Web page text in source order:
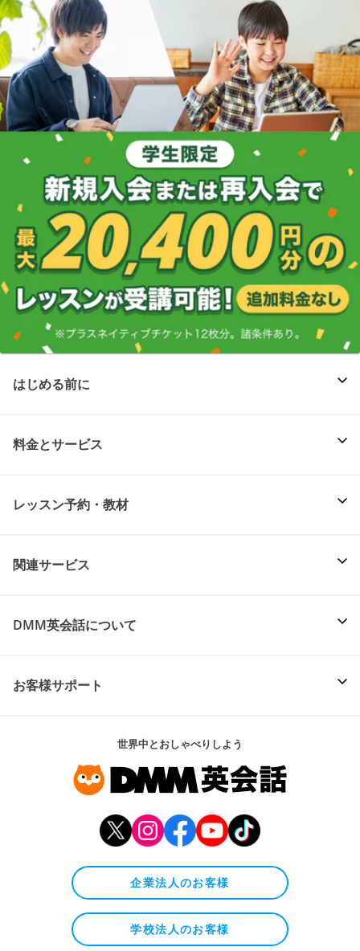
はじめる前に
料金とサービス
レッスン予約・教材
関連サービス
DMM英会話について
お客様サポート
世界中とおしゃべりしよう
企業法人のお客様
学校法人のお客様